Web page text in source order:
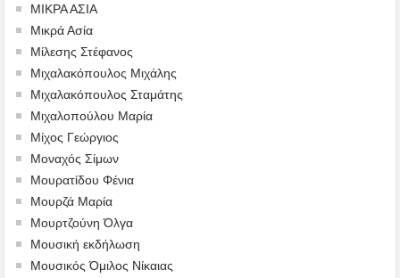
ΜΙΚΡΑ ΑΣΙΑ
Μικρά Ασία
Μίλεσης Στέφανος
Μιχαλακόπουλος Μιχάλης
Μιχαλακόπουλος Σταμάτης
Μιχαλοπούλου Μαρία
Μίχος Γεώργιος
Μοναχός Σίμων
Μουρατίδου Φένια
Μουρζά Μαρία
Μουρτζούνη Όλγα
Μουσική εκδήλωση
Μουσικός Όμιλος Νίκαιας